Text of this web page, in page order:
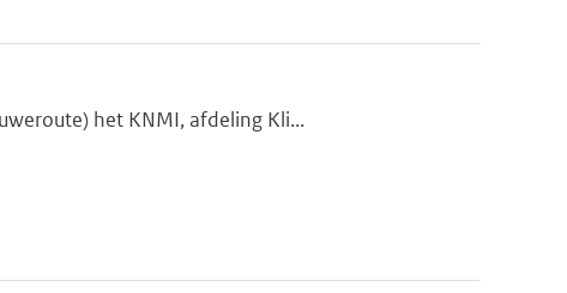
het KNMI, afdeling Kli...